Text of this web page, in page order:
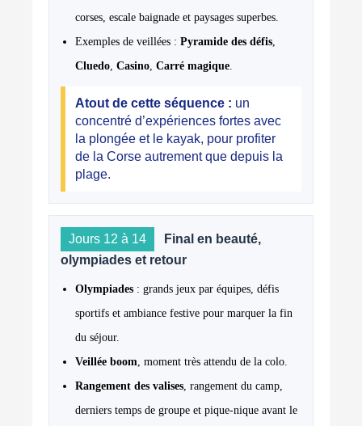
corses, escale baignade et paysages superbes.
Exemples de veillées : Pyramide des défis,
Cluedo, Casino, Carré magique.
Atout de cette séquence : un
concentré d’expériences fortes avec
la plongée et le kayak, pour profiter
de la Corse autrement que depuis la
plage.
Jours 12 à 14
Final en beauté,
olympiades et retour
Olympiades : grands jeux par équipes, défis
sportifs et ambiance festive pour marquer la fin
du séjour.
Veillée boom, moment très attendu de la colo.
Rangement des valises, rangement du camp,
derniers temps de groupe et pique-nique avant le